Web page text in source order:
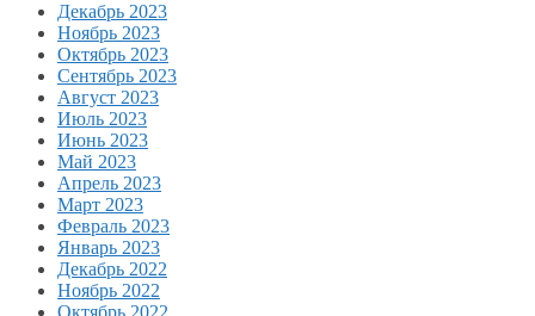
Декабрь 2023
Ноябрь 2023
Октябрь 2023
Сентябрь 2023
Август 2023
Июль 2023
Июнь 2023
Май 2023
Апрель 2023
Март 2023
Февраль 2023
Январь 2023
Декабрь 2022
Ноябрь 2022
Октябрь 2022